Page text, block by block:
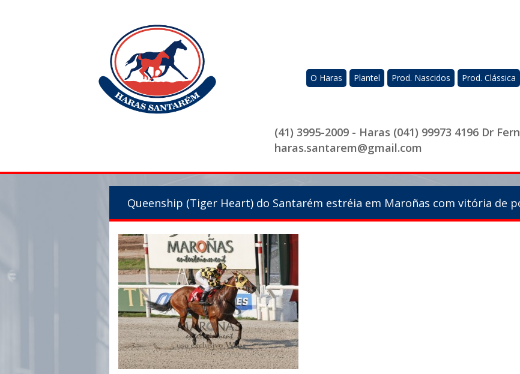
O Haras Plantel Prod. Nascidos Prod. Clássica
(41) 3995-2009 - Haras (041) 99973 4196 Dr
haras.santarem@gmail.com
Queenship (Tiger Heart) do Santarém estréia em Maroñas com vitória de